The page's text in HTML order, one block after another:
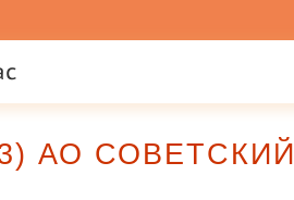
АО СОВЕТСКИЙ